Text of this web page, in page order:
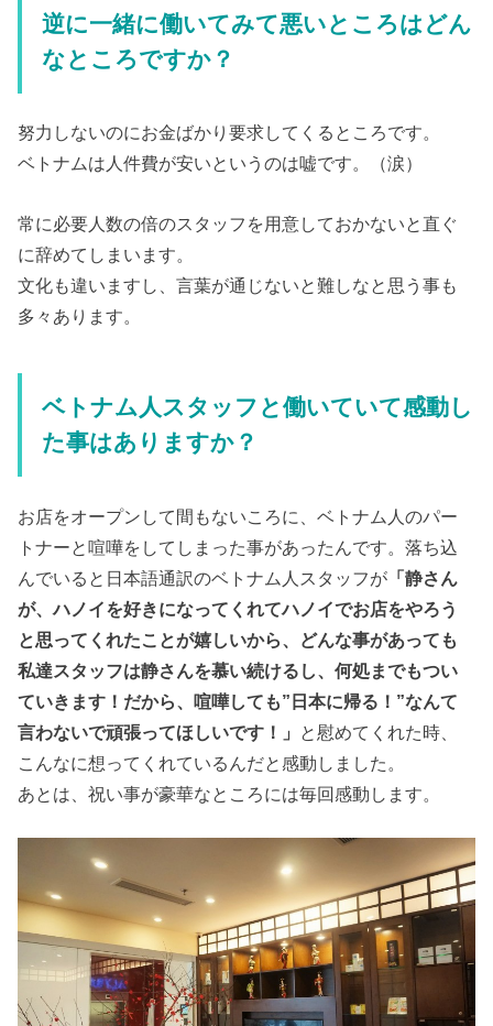
逆に一緒に働いてみて悪いところはどん
なところですか？
努力しないのにお金ばかり要求してくるところです。
ベトナムは人件費が安いというのは嘘です。（涙）
常に必要人数の倍のスタッフを用意しておかないと直ぐ
に辞めてしまいます。
文化も違いますし、言葉が通じないと難しなと思う事も
多々あります。
ベトナム人スタッフと働いていて感動し
た事はありますか？
お店をオープンして間もないころに、ベトナム人のパー
トナーと喧嘩をしてしまった事があったんです。落ち込
んでいると日本語通訳のベトナム人スタッフが 「静さん
が、ハノイを好きになってくれてハノイでお店をやろう
と思ってくれたことが嬉しいから、どんな事があっても
私達スタッフは静さんを慕い続けるし、何処までもつい
ていきます！だから、喧嘩しても”日本に帰る！”なんて
言わないで頑張ってほしいです！」 と慰めてくれた時、
こんなに想ってくれているんだと感動しました。
あとは、祝い事が豪華なところには毎回感動します。